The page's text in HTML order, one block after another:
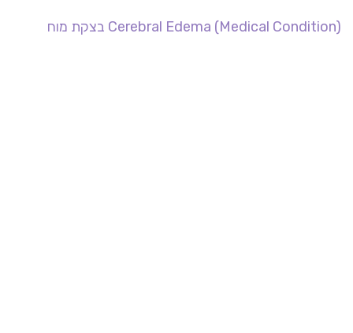
Cerebral Edema (Medical Condition) בצקת מוח